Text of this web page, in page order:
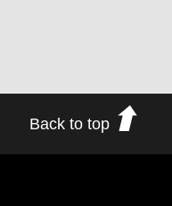
Back to top